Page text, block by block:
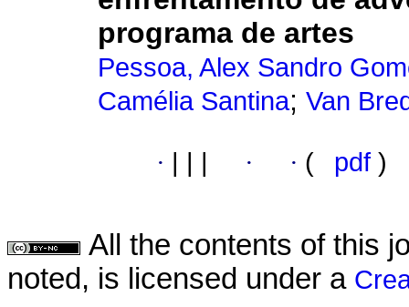
programa de artes
Pessoa, Alex Sandro
Camélia Santina; Van
· · · ( pdf )
All the contents of this
noted, is licensed under a